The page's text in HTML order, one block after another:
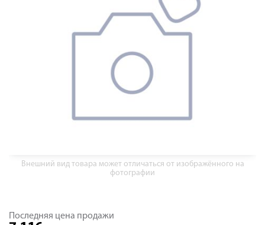
Внешний вид товара может отличаться от изображённого на
фотографии
Последняя цена продажи